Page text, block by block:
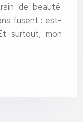
de beauté.
fusent : est-
surtout, mon